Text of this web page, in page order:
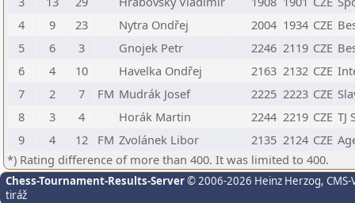
4
9 23 Nytra Ondřej 2004 1934 CZE
5
6 3 Gnojek Petr 2246 2119 CZE
6
4 10 Havelka Ondřej 2163 2132 CZE
7
2 7 FM Mudrák Josef 2225 2223 CZE
8
3 4 Horák Martin 2244 2219 CZE TJ
9
4 12 FM Zvolánek Libor 2135 2124 CZE
*) Rating difference of more than 400. It was limited to 400.
Chess-Tournament-Results-Server© 2006-2026 Heinz Herzog,
tiráž